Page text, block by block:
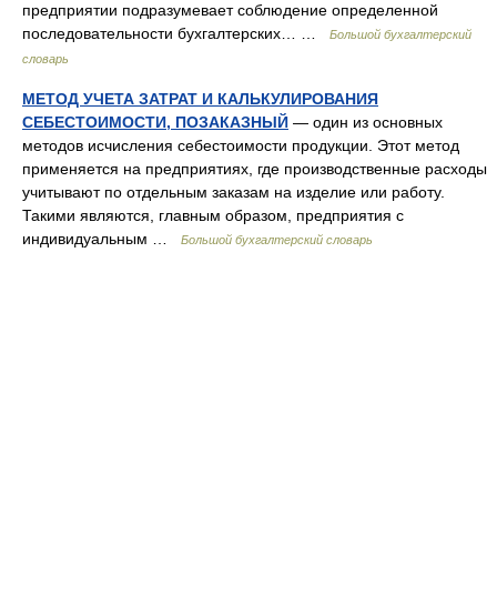
предприятии подразумевает соблюдение определенной
последовательности бухгалтерских… …
Большой бухгалтерский
словарь
МЕТОД УЧЕТА ЗАТРАТ И КАЛЬКУЛИРОВАНИЯ
СЕБЕСТОИМОСТИ, ПОЗАКАЗНЫЙ — один из основных
методов исчисления себестоимости продукции. Этот метод
применяется на предприятиях, где производственные расходы
учитывают по отдельным заказам на изделие или работу.
Такими являются, главным образом, предприятия с
индивидуальным …
Большой бухгалтерский словарь